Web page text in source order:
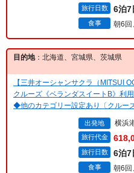
旅行日数 6泊7
食事 朝6回
目的地：北海道、宮城県、茨城県
【三井オーシャンサクラ（MITSUI
クルーズ《ベランダスイートB》利
◆他のカテゴリー設定あり〔クルー
出発地 横浜
旅行代金
旅行日数 6泊7
食事 朝6回